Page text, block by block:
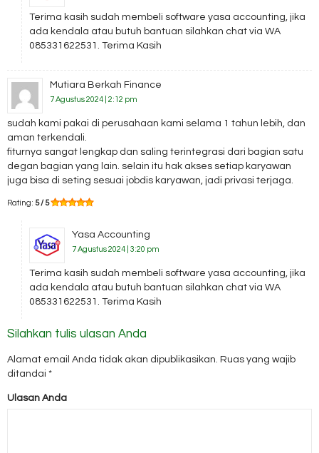
Terima kasih sudah membeli software yasa accounting, jika
ada kendala atau butuh bantuan silahkan chat via WA
085331622531. Terima Kasih
Mutiara Berkah Finance
7 Agustus 2024 | 2:12 pm
sudah kami pakai di perusahaan kami selama 1 tahun lebih, dan
aman terkendali.
fiturnya sangat lengkap dan saling terintegrasi dari bagian satu
degan bagian yang lain. selain itu hak akses setiap karyawan
juga bisa di seting sesuai jobdis karyawan, jadi privasi terjaga.
Rating: 5 / 5
Yasa Accounting
7 Agustus 2024 | 3:20 pm
Terima kasih sudah membeli software yasa accounting, jika
ada kendala atau butuh bantuan silahkan chat via WA
085331622531. Terima Kasih
Silahkan tulis ulasan Anda
Alamat email Anda tidak akan dipublikasikan. Ruas yang wajib
ditandai *
Ulasan Anda